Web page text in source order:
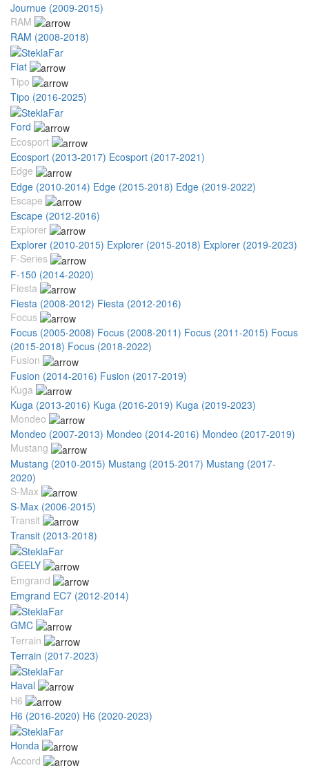
Journue (2009-2015)
RAM
RAM (2008-2018)
Fiat
Tipo
Tipo (2016-2025)
Ford
Ecosport
Ecosport (2013-2017) Ecosport (2017-2021)
Edge
Edge (2010-2014) Edge (2015-2018) Edge (2019-2022)
Escape
Escape (2012-2016)
Explorer
Explorer (2010-2015) Explorer (2015-2018) Explorer (2019-2023)
F-Series
F-150 (2014-2020)
Fiesta
Fiesta (2008-2012) Fiesta (2012-2016)
Focus
Focus (2005-2008) Focus (2008-2011) Focus (2011-2015) Focus
(2015-2018) Focus (2018-2022)
Fusion
Fusion (2014-2016) Fusion (2017-2019)
Kuga
Kuga (2013-2016) Kuga (2016-2019) Kuga (2019-2023)
Mondeo
Mondeo (2007-2013) Mondeo (2014-2016) Mondeo (2017-2019)
Mustang
Mustang (2010-2015) Mustang (2015-2017) Mustang (2017-
2020)
S-Max
S-Max (2006-2015)
Transit
Transit (2013-2018)
GEELY
Emgrand
Emgrand EC7 (2012-2014)
GMC
Terrain
Terrain (2017-2023)
Haval
H6
H6 (2016-2020) H6 (2020-2023)
Honda
Accord